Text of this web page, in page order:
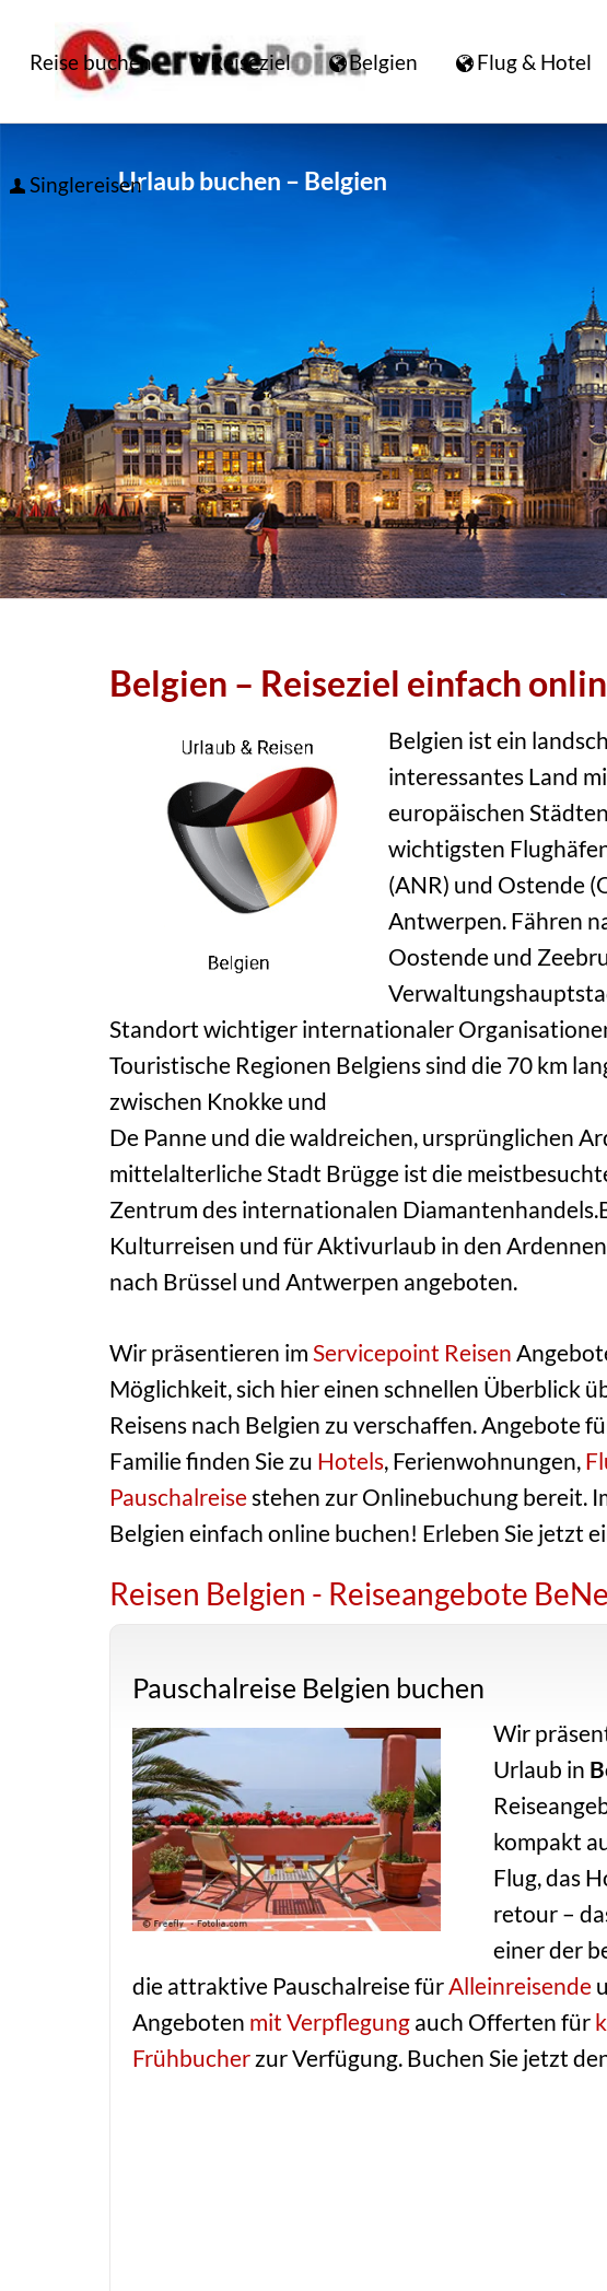
Reise buchen Reiseziel Belgien Flug & Hotel
SinglereisenUrlaub buchen – Belgien
Belgien – Reiseziel einfach
Belgien ist ein
interessantes Land
europäischen
wichtigsten
(ANR) und Ostende
Antwerpen. Fähren
Oostende und
Standort wichtiger internationaler
Touristische Regionen Belgiens sind die 70 km
zwischen Knokke und
De Panne und die waldreichen, ursprünglichen
mittelalterliche Stadt Brügge ist die
Zentrum des internationalen
Kulturreisen und für Aktivurlaub in den
nach Brüssel und Antwerpen angeboten.
Wir präsentieren imServicepoint Reisen
Möglichkeit, sich hier einen schnellen Überblick
Reisens nach Belgien zu verschaffen. Angebote
Familie finden Sie zu Hotels, Ferienwohnungen,
Pauschalreisestehen zur Onlinebuchung bereit.
Belgien einfach online buchen! Erleben Sie jetzt
Reisen Belgien - Reiseangebote
Pauschalreise Belgien buchen
Wir
Urlaub in
kompakt
Flug, das
retour –
einer der
die attraktive Pauschalreise fürAlleinreisende
Angeboten mit Verpflegungauch Offerten für
Frühbucherzur Verfügung. Buchen Sie jetzt